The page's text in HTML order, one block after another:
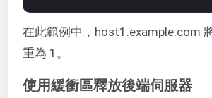
在此範例中，host1.example.com
重為 1。
使用緩衝區釋放後端伺服器